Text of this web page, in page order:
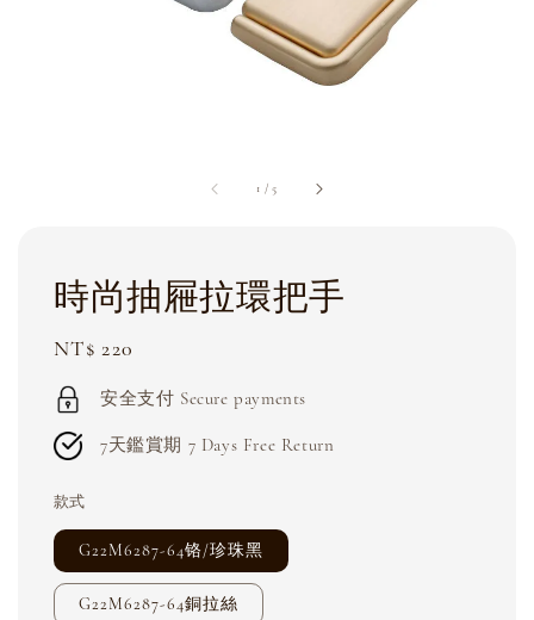
1 /5
時尚抽屜拉環把手
Regular
price
NT$ 220
安全支付 Secure payments
7天鑑賞期 7 Days Free Return
款式
G22M6287-64铬/珍珠黑
G22M6287-64銅拉絲